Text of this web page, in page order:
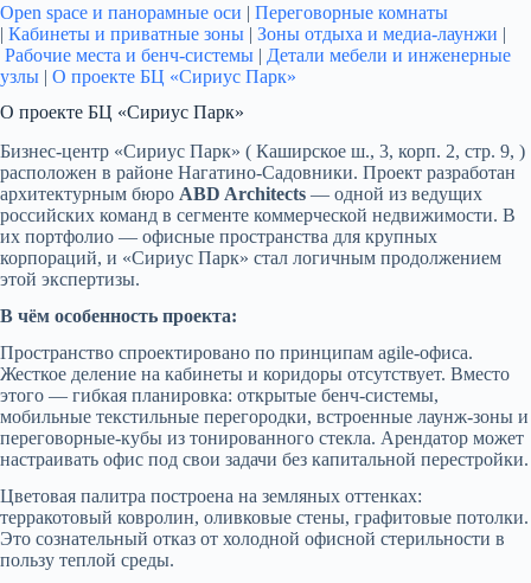
Open space и панорамные оси | Переговорные комнаты
| Кабинеты и приватные зоны | Зоны отдыха и медиа-лаунжи |
Рабочие места и бенч-системы | Детали мебели и инженерные
узлы | О проекте БЦ «Сириус Парк»
О проекте БЦ «Сириус Парк»
Бизнес-центр «Сириус Парк» ( Каширское ш., 3, корп. 2, стр. 9, )
расположен в районе Нагатино-Садовники. Проект разработан
архитектурным бюро ABD Architects — одной из ведущих
российских команд в сегменте коммерческой недвижимости. В
их портфолио — офисные пространства для крупных
корпораций, и «Сириус Парк» стал логичным продолжением
этой экспертизы.
В чём особенность проекта:
Пространство спроектировано по принципам agile-офиса.
Жесткое деление на кабинеты и коридоры отсутствует. Вместо
этого — гибкая планировка: открытые бенч-системы,
мобильные текстильные перегородки, встроенные лаунж-зоны и
переговорные-кубы из тонированного стекла. Арендатор может
настраивать офис под свои задачи без капитальной перестройки.
Цветовая палитра построена на земляных оттенках:
терракотовый ковролин, оливковые стены, графитовые потолки.
Это сознательный отказ от холодной офисной стерильности в
пользу теплой среды.